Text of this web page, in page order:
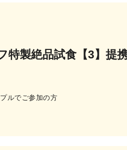
特製絶品試食【3】
ルでご参加の方